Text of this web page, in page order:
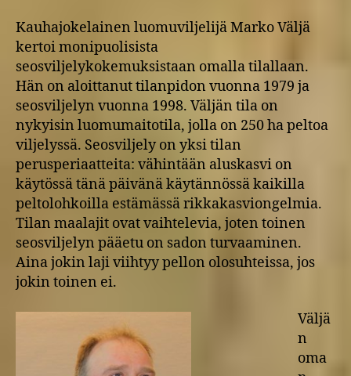
Kauhajokelainen luomuviljelijä Marko Väljä
kertoi monipuolisista
seosviljelykokemuksistaan omalla tilallaan.
Hän on aloittanut tilanpidon vuonna 1979 ja
seosviljelyn vuonna 1998. Väljän tila on
nykyisin luomumaitotila, jolla on 250 ha peltoa
viljelyssä. Seosviljely on yksi tilan
perusperiaatteita: vähintään aluskasvi on
käytössä tänä päivänä käytännössä kaikilla
peltolohkoilla estämässä rikkakasviongelmia.
Tilan maalajit ovat vaihtelevia, joten toinen
seosviljelyn pääetu on sadon turvaaminen.
Aina jokin laji viihtyy pellon olosuhteissa, jos
jokin toinen ei.
Väljä
n
oma